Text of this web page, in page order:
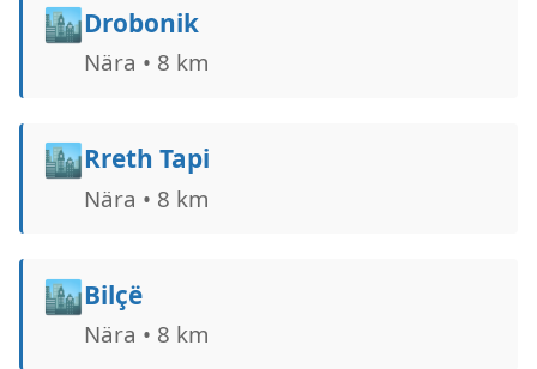
🏙️Drobonik
Nära • 8 km
🏙️Rreth Tapi
Nära • 8 km
🏙️Bilçë
Nära • 8 km